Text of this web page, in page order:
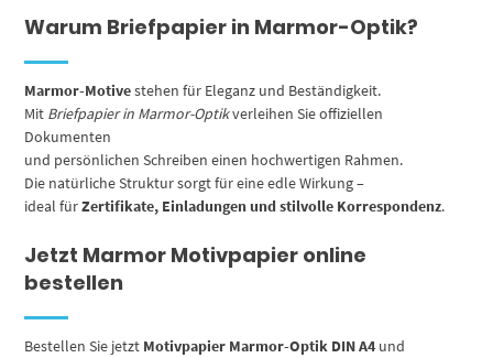
Warum Briefpapier in Marmor-Optik?
Marmor-Motivestehen für Eleganz und Beständigkeit.
Mit Briefpapier in Marmor-Optikverleihen Sie offiziellen
Dokumenten
und persönlichen Schreiben einen hochwertigen Rahmen.
Die natürliche Struktur sorgt für eine edle Wirkung –
ideal fürZertifikate, Einladungen und stilvolle Korrespondenz.
Jetzt Marmor Motivpapier online
bestellen
Bestellen Sie jetzt Motivpapier Marmor-Optik DIN A4 und